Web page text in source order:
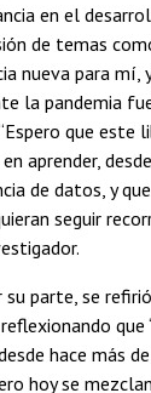
en el
de temas
nueva para mí,
la pandemia
que este
aprender,
de datos, y
seguir
su parte, se
que
hace más
hoy se